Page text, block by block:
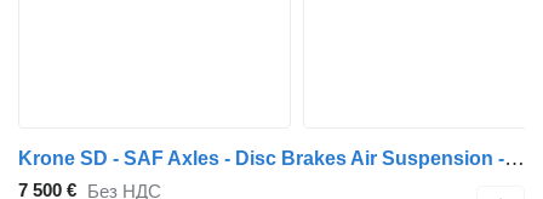
Krone SD - SAF Axles - Disc Brakes Air Suspension - Aluminium Side Pan
7 500 € Без НДС